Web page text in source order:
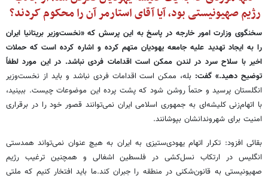
رژیم صهیونیستی بود، آیا آقای استارمر آن را محکوم کردند؟
سخنگوی وزارت امور خارجه در پاسخ به این پرسش که «نخست‌وزیر بریتانیا ایران
را به ایجاد تهدید علیه جامعه یهودیان متهم کرده و اشاره کرده است که حملات
اخیر با سلاح سرد در لندن ممکن است اقدامات فردی نباشد. در این مورد لطفاً
توضیح دهید.» گفت: بله، ممکن است اقدامات فردی نباشد و باید از نخست‌وزیر
انگلستان پرسید و حتماً روشن شود که پشت پرده این موضوعات چیست. ببینید،
با اتهام‌زنی کلیشه‌ای به جمهوری اسلامی ایران نمی‌توانند قصور خود را در برقراری
امنیت برای شهروندانشان بپوشانند.
بقائی افزود: تکرار اتهام‌ یهودی‌ستیزی به ایران به هیچ عنوان نمی‌تواند همدستی
انگلیس در ارتکاب نسل‌کشی در فلسطین اشغالی و همچنین ترغیب رژیم
صهیونیستی به قانون‌شکنی در منطقه را جبران کند.ما باید افتخار کنیم که ملتی